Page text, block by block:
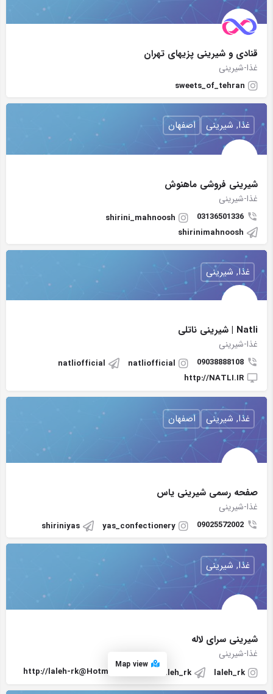
قنادی و شیرینی پزیهای تهران
غذا-شیرینی
sweets_of_tehran
شیرینی فروشی ماهنوش
غذا-شیرینی
03136501336
shirini_mahnoosh
shirinimahnoosh
غذا, شیرینی اصفهان
Natli | شیرینی ناتلی
غذا-شیرینی
09038888108
natliofficial
natliofficial
http://NATLI.IR
غذا, شیرینی
صفحه رسمی شيرينى ياس
غذا-شیرینی
09025572002
yas_confectionery
shiriniyas
غذا, شیرینی اصفهان
شیرینی سرای لاله
غذا-شیرینی
laleh_rk
laleh_rk
http://laleh-rk@Hotmail.com
غذا, شیرینی
Map view